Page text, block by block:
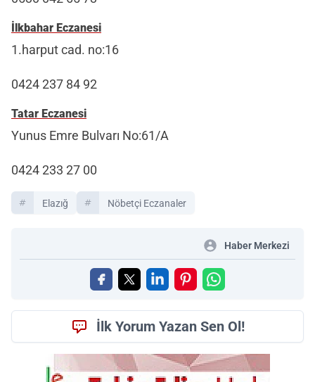
İlkbahar Eczanesi
1.harput cad. no:16
0424 237 84 92
Tatar Eczanesi
Yunus Emre Bulvarı No:61/A
0424 233 27 00
Elazığ Nöbetçi Eczanaler
Haber Merkezi
İlk Yorum Yazan Sen Ol!